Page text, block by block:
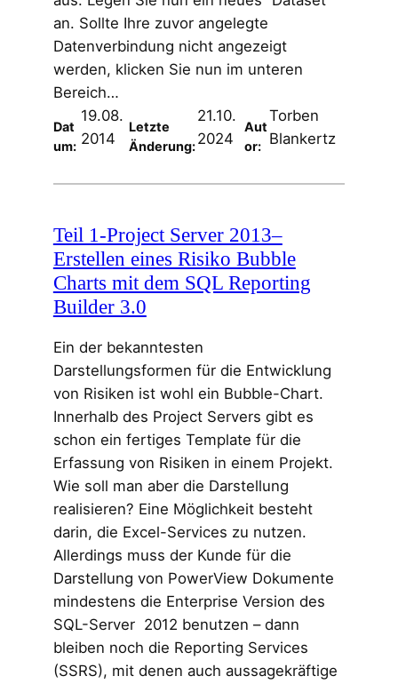
an. Sollte Ihre zuvor angelegte
Datenverbindung nicht angezeigt
werden, klicken Sie nun im unteren
Bereich…
Dat
um:
19.08.
2014
Letzte
Änderung:
21.10.
2024
Aut
or:
Torben
Blankertz
Teil 1-Project Server 2013–
Erstellen eines Risiko Bubble
Charts mit dem SQL Reporting
Builder 3.0
Ein der bekanntesten
Darstellungsformen für die Entwicklung
von Risiken ist wohl ein Bubble-Chart.
Innerhalb des Project Servers gibt es
schon ein fertiges Template für die
Erfassung von Risiken in einem Projekt.
Wie soll man aber die Darstellung
realisieren? Eine Möglichkeit besteht
darin, die Excel-Services zu nutzen.
Allerdings muss der Kunde für die
Darstellung von PowerView Dokumente
mindestens die Enterprise Version des
SQL-Server 2012 benutzen – dann
bleiben noch die Reporting Services
(SSRS), mit denen auch aussagekräftige